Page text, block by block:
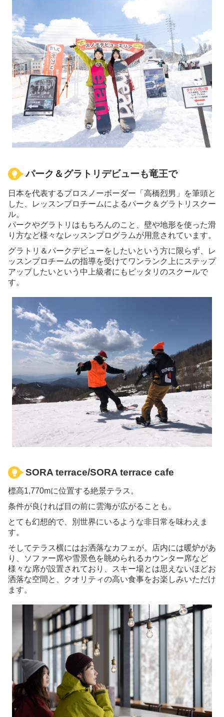
パーク＆グラトリデビューも竜王で
日本を代表するプロスノーボーダー「高橋烈男」を筆頭と
した、レッスンプロチームによるパーク＆グラトリスクー
ル。
パークやグラトリはもちろんのこと、壁や地形を使った滑
り方など様々なレッスンプログラムが用意されています。
グラトリ＆パークデビューをしたいという方に限らず、レ
ッスンプロチームの指導を受けてワンランク上にステップ
アップしたいという中上級者にもピッタリのスクールで
す。
SORA terrace/SORA terrace cafe
標高1,770mに位置する絶景テラス。
条件が良ければ目の前に雲海が広がることも。
とても幻想的で、別世界にいるような非日常を味わえま
す。
そしてテラス横にはお洒落なカフェが。店内には暖炉があ
り、ソファー席や雪景色を眺められるカウンター席など
様々な席が設置されており、スキー場とは思えないほどお
洒落な空間と、クオリティの高い食事をお楽しみいただけ
ます。